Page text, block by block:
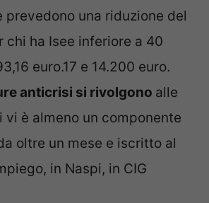
prevedono una riduzione del
chi ha Isee inferiore a 40
16 euro.17 e 14.200 euro.
anticrisi si rivolgono alle
è almeno un componente
oltre un mese e iscritto al
in Naspi, in CIG